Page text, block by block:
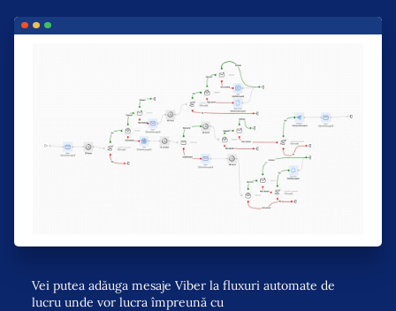
Vei putea adăuga mesaje Viber la fluxuri automate de
lucru unde vor lucra împreună cu